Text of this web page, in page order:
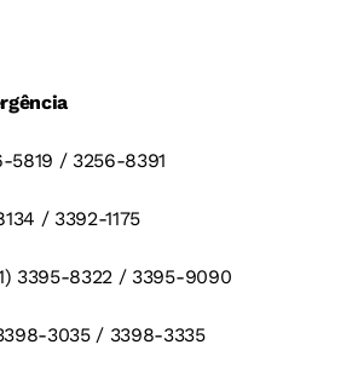
5819 / 3256-8391
/ 3392-1175
3395-8322 / 3395-9090
3035 / 3398-3335